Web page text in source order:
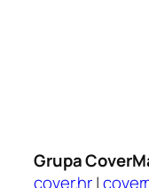
Grupa
cover.hr|